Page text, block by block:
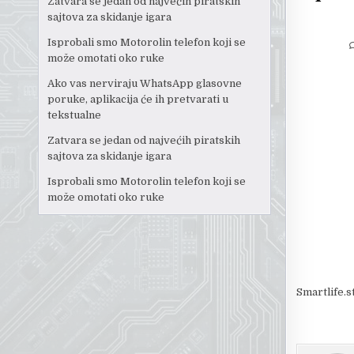
sajtova za skidanje igara
Isprobali smo Motorolin telefon koji se
može omotati oko ruke
Ako vas nerviraju WhatsApp glasovne
poruke, aplikacija će ih pretvarati u
tekstualne
Zatvara se jedan od najvećih piratskih
sajtova za skidanje igara
Isprobali smo Motorolin telefon koji se
može omotati oko ruke